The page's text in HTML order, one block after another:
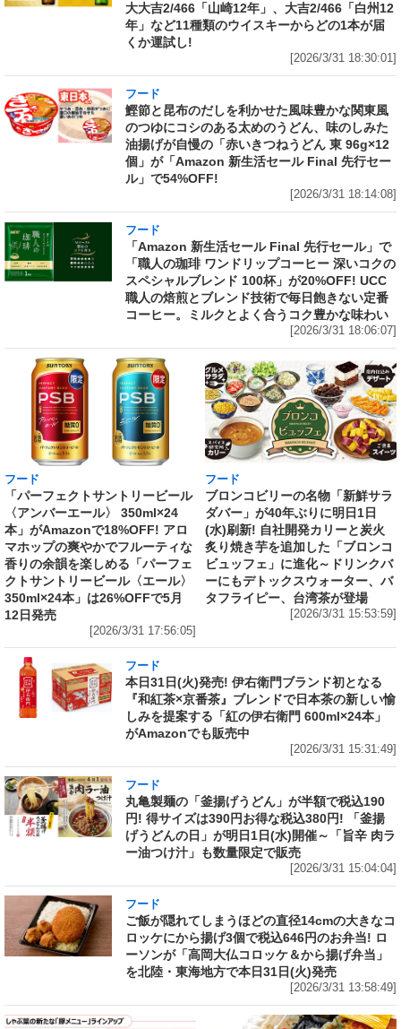
大大吉2/466「山崎12年」、大吉2/466「白州12
年」など11種類のウイスキーからどの1本が届
くか運試し!
[2026/3/31 18:30:01]
フード
鰹節と昆布のだしを利かせた風味豊かな関東風
のつゆにコシのある太めのうどん、味のしみた
油揚げが自慢の「赤いきつねうどん 東 96g×12
個」が「Amazon 新生活セール Final 先行セー
ル」で54%OFF!
[2026/3/31 18:14:08]
フード
「Amazon 新生活セール Final 先行セール」で
「職人の珈琲 ワンドリップコーヒー 深いコクの
スペシャルブレンド 100杯」が20%OFF! UCC
職人の焙煎とブレンド技術で毎日飽きない定番
コーヒー。ミルクとよく合うコク豊かな味わい
[2026/3/31 18:06:07]
フード
「パーフェクトサントリービール
〈アンバーエール〉 350ml×24
本」がAmazonで18%OFF! アロ
マホップの爽やかでフルーティな
香りの余韻を楽しめる「パーフェ
クトサントリービール〈エール〉
350ml×24本」は26%OFFで5月
12日発売
[2026/3/31 17:56:05]
フード
ブロンコビリーの名物「新鮮サラ
ダバー」が40年ぶりに明日1日
(水)刷新! 自社開発カリーと炭火
炙り焼き芋を追加した「ブロンコ
ビュッフェ」に進化～ドリンクバ
ーにもデトックスウォーター、バ
タフライピー、台湾茶が登場
[2026/3/31 15:53:59]
フード
本日31日(火)発売! 伊右衛門ブランド初となる
『和紅茶×京番茶』ブレンドで日本茶の新しい愉
しみを提案する「紅の伊右衛門 600ml×24本」
がAmazonでも販売中
[2026/3/31 15:31:49]
フード
丸亀製麺の「釜揚げうどん」が半額で税込190
円! 得サイズは390円お得な税込380円! 「釜揚
げうどんの日」が明日1日(水)開催～「旨辛 肉ラ
ー油つけ汁」も数量限定で販売
[2026/3/31 15:04:04]
フード
ご飯が隠れてしまうほどの直径14cmの大きなコ
ロッケにから揚げ3個で税込646円のお弁当! ロ
ーソンが「高岡大仏コロッケ＆から揚げ弁当」
を北陸・東海地方で本日31日(火)発売
[2026/3/31 13:58:49]